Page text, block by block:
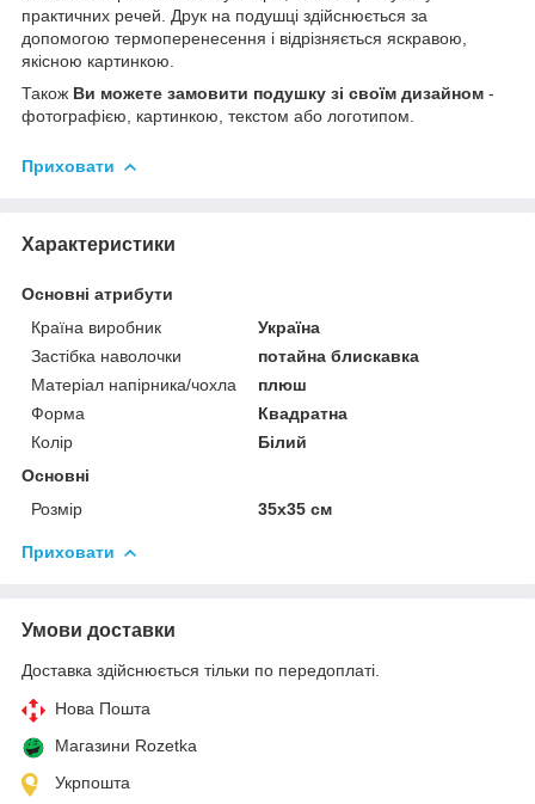
практичних речей. Друк на подушці здійснюється за
допомогою термоперенесення і відрізняється яскравою,
якісною картинкою.
Також Ви можете замовити подушку зі своїм дизайном -
фотографією, картинкою, текстом або логотипом.
Приховати
Характеристики
Основні атрибути
Країна виробник
Україна
Застібка наволочки
потайна блискавка
Матеріал напірника/чохла
плюш
Форма
Квадратна
Колір
Білий
Основні
Розмір
35x35 см
Приховати
Умови доставки
Доставка здійснюється тільки по передоплаті.
Нова Пошта
Магазини Rozetka
Укрпошта